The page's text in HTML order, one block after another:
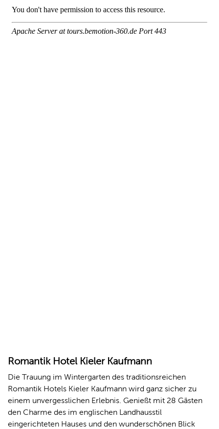
Romantik Hotel Kieler Kaufmann
Die Trauung im Wintergarten des traditionsreichen
Romantik Hotels Kieler Kaufmann wird ganz sicher zu
einem unvergesslichen Erlebnis. Genießt mit 28 Gästen
den Charme des im englischen Landhausstil
eingerichteten Hauses und den wunderschönen Blick